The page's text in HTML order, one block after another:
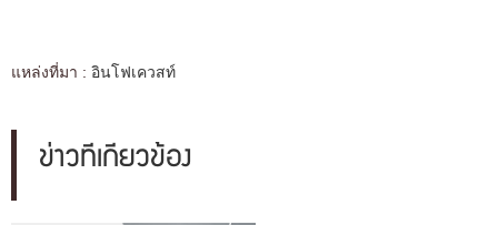
แหล่งที่มา : อินโฟเควสท์
ข่าวที่เกี่ยวข้อง